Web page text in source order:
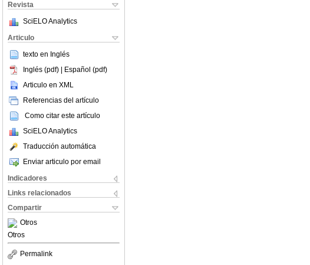
Revista
SciELO Analytics
Articulo
texto en Inglés
Inglés (pdf) | Español (pdf)
Articulo en XML
Referencias del artículo
Como citar este artículo
SciELO Analytics
Traducción automática
Enviar articulo por email
Indicadores
Links relacionados
Compartir
Otros
Otros
Permalink